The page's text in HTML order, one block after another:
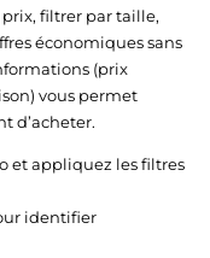
filtrer par taille,
économiques sans
(prix
vous permet
d’acheter.
et appliquez les filtres
identifier